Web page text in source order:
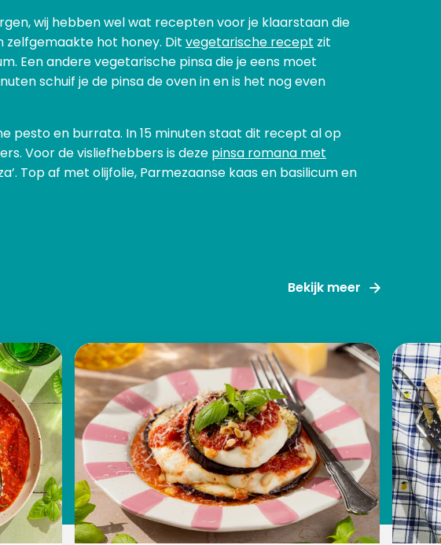
wij hebben wel wat recepten voor je klaarstaan die
zelfgemaakte hot honey. Dit vegetarische recept zit
Een andere vegetarische pinsa die je eens moet
schuif je de pinsa de oven in en is het nog even
pesto en burrata. In 15 minuten staat dit recept al op
Voor de visliefhebbers is deze pinsa romana met
Top af met olijfolie, Parmezaanse kaas en basilicum en
Bekijk meer